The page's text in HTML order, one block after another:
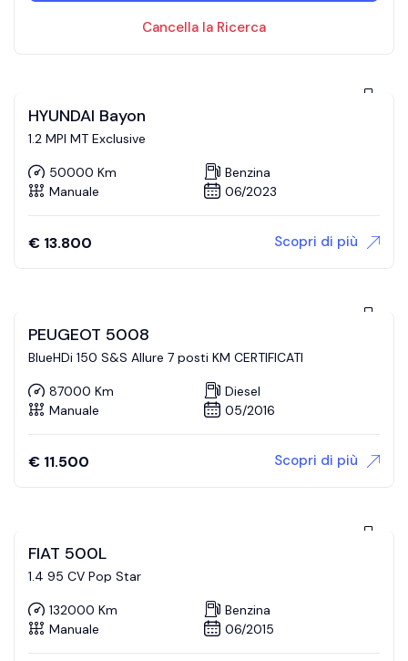
Cancella la Ricerca
HYUNDAI Bayon
1.2 MPI MT Exclusive
50000 Km
Benzina
Manuale
06/2023
€ 13.800 Scopri di più
PEUGEOT 5008
BlueHDi 150 S&S Allure 7 posti KM CERTIFICATI
87000 Km
Diesel
Manuale
05/2016
€ 11.500 Scopri di più
FIAT 500L
1.4 95 CV Pop Star
132000 Km
Benzina
Manuale
06/2015